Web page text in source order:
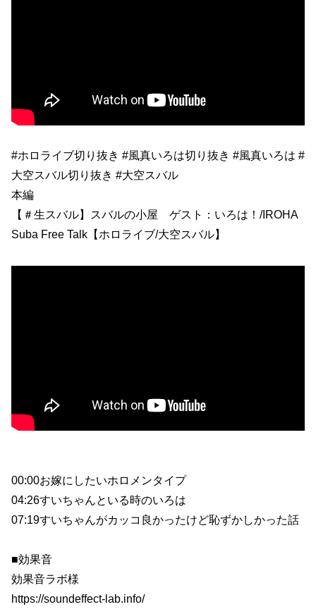
#ホロライブ切り抜き #風真いろは切り抜き #風真いろは #
大空スバル切り抜き #大空スバル
本編
【＃生スバル】スバルの小屋 ゲスト：いろは！/IROHA
Suba Free Talk【ホロライブ/大空スバル】
00:00お嫁にしたいホロメンタイプ
04:26すいちゃんといる時のいろは
07:19すいちゃんがカッコ良かったけど恥ずかしかった話
■効果音
効果音ラボ様
https://soundeffect-lab.info/